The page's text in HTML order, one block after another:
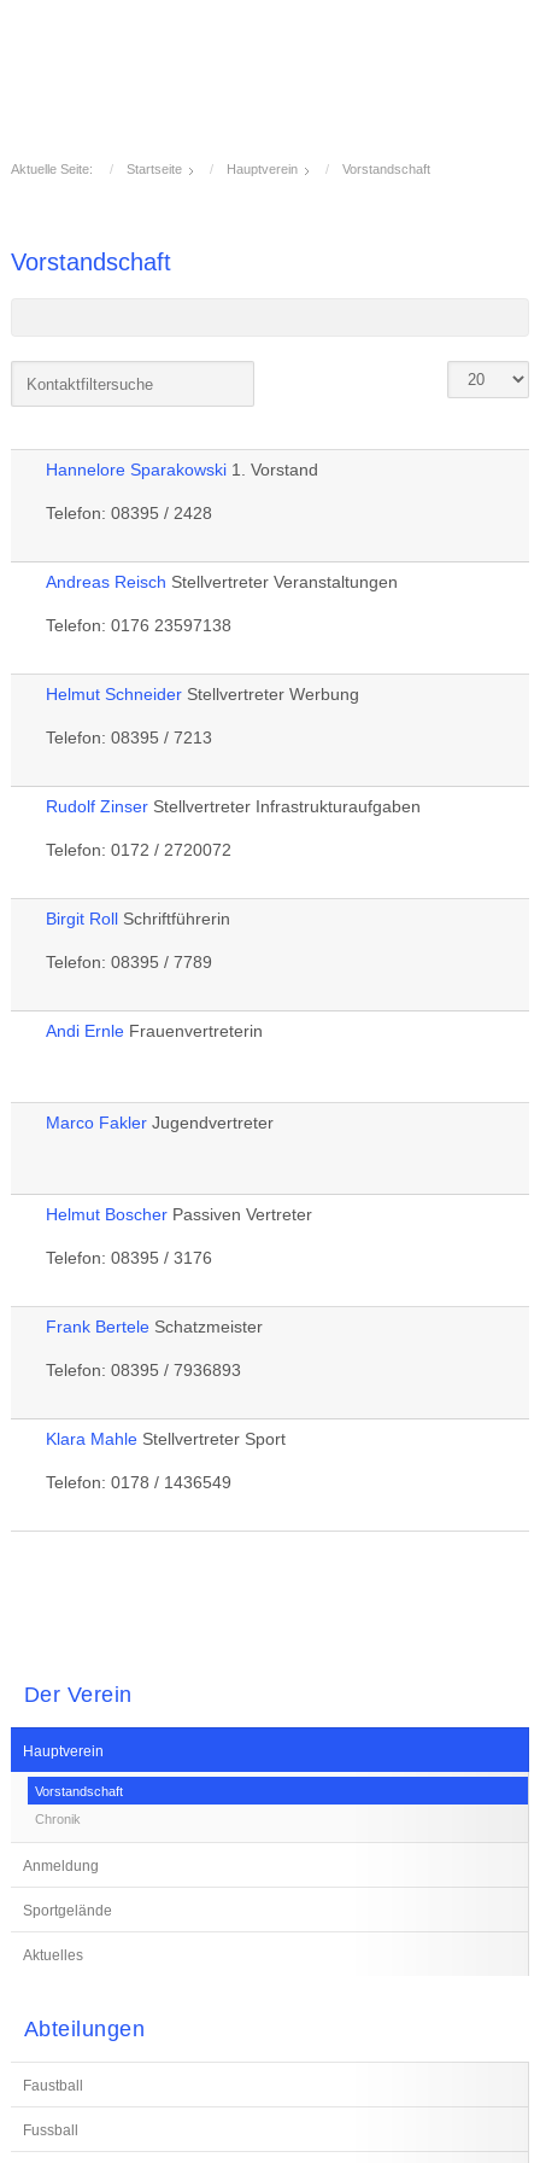
Aktuelle Seite: Startseite Hauptverein Vorstandschaft
Vorstandschaft
Hannelore Sparakowski1. Vorstand
Telefon: 08395 / 2428
Andreas Reisch Stellvertreter Veranstaltungen
Telefon: 0176 23597138
Helmut SchneiderStellvertreter Werbung
Telefon: 08395 / 7213
Rudolf ZinserStellvertreter Infrastrukturaufgaben
Telefon: 0172 / 2720072
Birgit Roll Schriftführerin
Telefon: 08395 / 7789
Andi ErnleFrauenvertreterin
Marco FaklerJugendvertreter
Helmut BoscherPassiven Vertreter
Telefon: 08395 / 3176
Frank BerteleSchatzmeister
Telefon: 08395 / 7936893
Klara MahleStellvertreter Sport
Telefon: 0178 / 1436549
Der Verein
Hauptverein
Vorstandschaft
Chronik
Anmeldung
Sportgelände
Aktuelles
Abteilungen
Faustball
Fussball